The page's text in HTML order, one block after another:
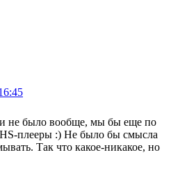
не было вообще, мы бы еще по
плееры :) Не было бы смысла
Так что какое-никакое, но